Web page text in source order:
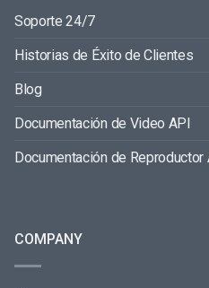
Soporte 24/7
Historias de Éxito de Clientes
Blog
Documentación de Video API
Documentación de Reproductor
COMPANY